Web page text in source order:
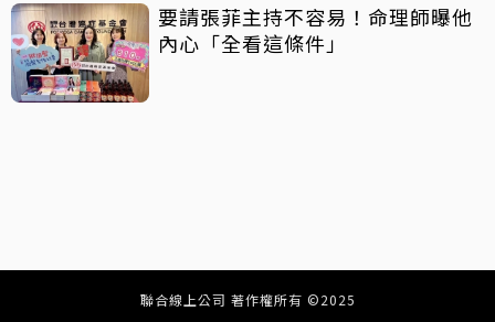
要請張菲主持不容易！命理師曝他
內心「全看這條件」
聯合線上公司 著作權所有 ©2025